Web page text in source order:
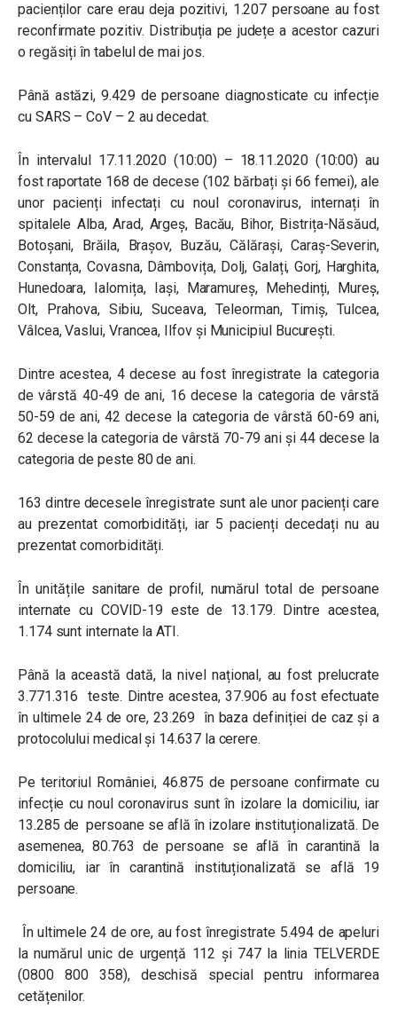
pacienților care erau deja pozitivi, 1.207 persoane au fost
reconfirmate pozitiv. Distribuția pe județe a acestor cazuri
o regăsiți în tabelul de mai jos.
Până astăzi, 9.429 de persoane diagnosticate cu infecție
cu SARS – CoV – 2 au decedat.
În intervalul 17.11.2020 (10:00) – 18.11.2020 (10:00) au
fost raportate 168 de decese (102 bărbați și 66 femei), ale
unor pacienți infectați cu noul coronavirus, internați în
spitalele Alba, Arad, Argeș, Bacău, Bihor, Bistrița-Năsăud,
Botoșani, Brăila, Brașov, Buzău, Călărași, Caraș-Severin,
Constanța, Covasna, Dâmbovița, Dolj, Galați, Gorj, Harghita,
Hunedoara, Ialomița, Iași, Maramureș, Mehedinți, Mureș,
Olt, Prahova, Sibiu, Suceava, Teleorman, Timiș, Tulcea,
Vâlcea, Vaslui, Vrancea, Ilfov și Municipiul București.
Dintre acestea, 4 decese au fost înregistrate la categoria
de vârstă 40-49 de ani, 16 decese la categoria de vârstă
50-59 de ani, 42 decese la categoria de vârstă 60-69 ani,
62 decese la categoria de vârstă 70-79 ani și 44 decese la
categoria de peste 80 de ani.
163 dintre decesele înregistrate sunt ale unor pacienți care
au prezentat comorbidități, iar 5 pacienți decedați nu au
prezentat comorbidități.
În unitățile sanitare de profil, numărul total de persoane
internate cu COVID-19 este de 13.179. Dintre acestea,
1.174 sunt internate la ATI.
Până la această dată, la nivel național, au fost prelucrate
3.771.316 teste. Dintre acestea, 37.906 au fost efectuate
în ultimele 24 de ore, 23.269 în baza definiției de caz și a
protocolului medical și 14.637 la cerere.
Pe teritoriul României, 46.875 de persoane confirmate cu
infecție cu noul coronavirus sunt în izolare la domiciliu, iar
13.285 de persoane se află în izolare instituționalizată. De
asemenea, 80.763 de persoane se află în carantină la
domiciliu, iar în carantină instituționalizată se află 19
persoane.
În ultimele 24 de ore, au fost înregistrate 5.494 de apeluri
la numărul unic de urgență 112 și 747 la linia TELVERDE
(0800 800 358), deschisă special pentru informarea
cetățenilor.